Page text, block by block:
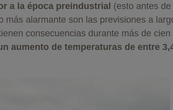
a la época preindustrial (esto antes
más alarmante son las previsiones a
consecuencias durante más de cien
aumento de temperaturas de entre